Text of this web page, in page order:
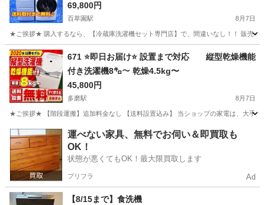
濯機 セット
69,800円
百草園駅 8月7日
★ご挨拶★ 購入するなら、【冷蔵庫洗濯機セット専門店】で、間違いなし！！ 販売セ
東京 日野市 百草園駅 生活家電 ドラム式洗濯機
671 ⭐️即日お届け⭐️ 設置まで対応 縦型乾燥機能
付き洗濯機8㌔〜 乾燥4.5kg〜
45,800円
多磨駅 8月7日
★ご挨拶★ 【階段運搬】追加料金なし 【送料設置込み】 当ショップの家電は、大手
東京 府中市 多磨駅 生活家電 商品
運べない家具、無料でお伺い＆即買取も
OK！
状態が悪くてもOK！最大限買取します
プリフラ Ad
【8/15まで】食洗機